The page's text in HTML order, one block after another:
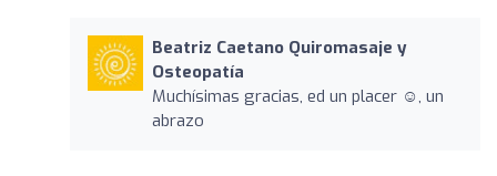
Beatriz Caetano Quiromasaje y
Osteopatía
Muchísimas gracias, ed un placer ☺️, un
abrazo